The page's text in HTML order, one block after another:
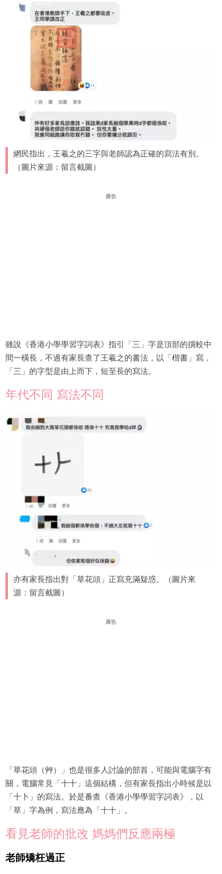
網民指出，王羲之的三字與老師認為正確的寫法有別。
（圖片來源：留言截圖）
廣告
雖說《香港小學學習字詞表》指引「三」字是頂部的撗較中
間一橫長，不過有家長查了王羲之的書法，以「楷書」寫，
「三」的字型是由上而下，短至長的寫法。
年代不同 寫法不同
亦有家長指出對「草花頭」正寫充滿疑惑。（圖片來
源：留言截圖）
廣告
「草花頭（艸）」也是很多人討論的部首，可能與電腦字有
關，電腦常見「十十」這個結構，但有家長指出小時候是以
「十卜」的寫法。於是番查《香港小學學習字詞表》，以
「草」字為例，寫法應為「十十」。
看見老師的批改 媽媽們反應兩極
老師矯枉過正